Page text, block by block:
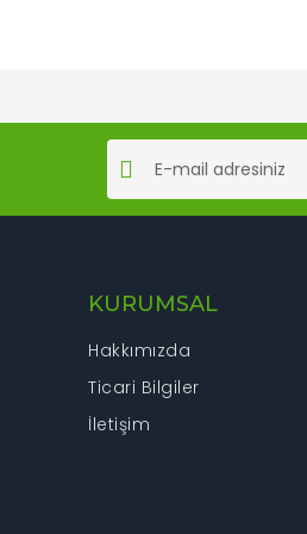
KURUMSAL
Hakkımızda
Ticari Bilgiler
İletişim